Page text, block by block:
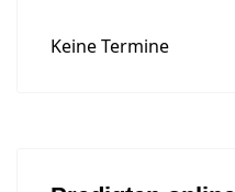
Keine Termine